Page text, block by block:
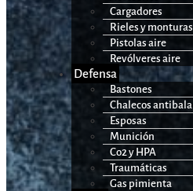
Cargadores
Rieles y monturas
Pistolas aire
Revólveres aire
Defensa
Bastones
Chalecos antibala
Esposas
Munición
Co2 y HPA
Traumáticas
Gas pimienta